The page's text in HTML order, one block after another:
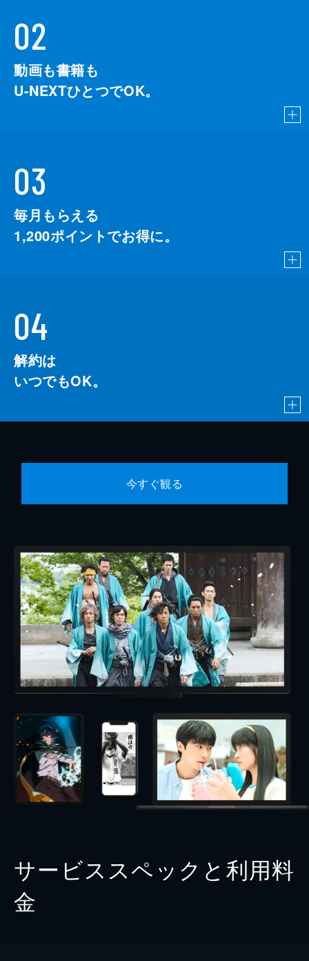
02
動画も書籍も
U-NEXTひとつでOK。
03
毎月もらえる
1,200ポイントでお得に。
04
解約は
いつでもOK。
今すぐ観る
サービススペックと利用料
金